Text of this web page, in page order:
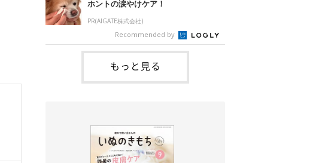
い、元気がない等が見られるようでした
ら、体に負担がかかっているかもしれませ
ん。獣医師と相談の上、減量方法を見直し
てくださいね。ミニチュア・ダックスフン
ド|♀|8歳2カ月監修／いぬのきもち相談
室 担当獣医
る愛犬が、ひとりっ子の時間が長くて、変
化を好まない性格でしたら、新しい愛犬と
慣れるために長い時間が必要になります。
それぞれの愛犬のスペースや時間を確保し
て、様子をみてあげましょう。散歩や遊び
をどちらかのペースに合わせるようなこと
はしないで、1頭ずつ別々に過ごす時間を
作ってあげてくださいね。食事やトイレの
ホントの涙やけケア！
PR(AIGATE株式会社)
Recommended by
もっと見る